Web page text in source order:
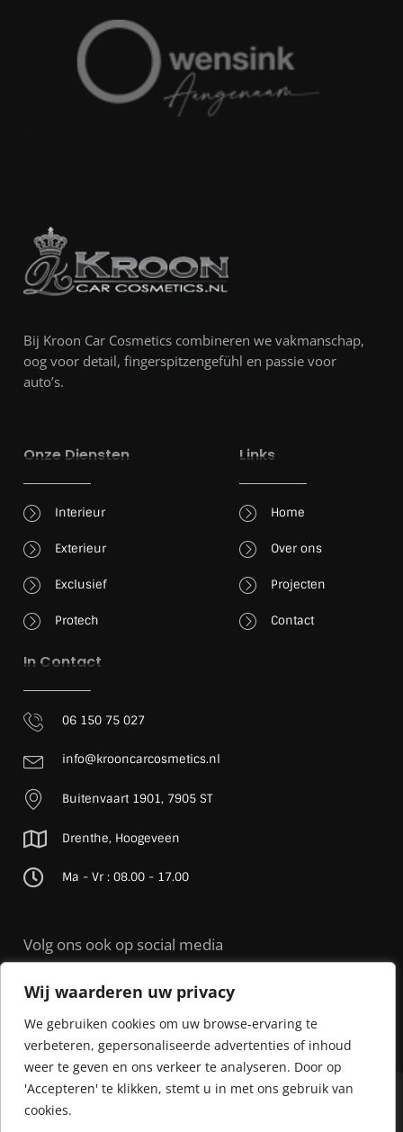
Wij waarderen uw privacy
We gebruiken cookies om uw browse-ervaring te
verbeteren, gepersonaliseerde advertenties of inhoud
weer te geven en ons verkeer te analyseren. Door op
'Accepteren' te klikken, stemt u in met ons gebruik van
cookies.
Bij Kroon Car Cosmetics combineren we vakmanschap,
oog voor detail, fingerspitzengefühl en passie voor
auto’s.
Onze Diensten
Interieur
Exterieur
Exclusief
Protech
Links
Home
Over ons
Projecten
Contact
In Contact
06 150 75 027
info@krooncarcosmetics.nl
Buitenvaart 1901, 7905 ST
Drenthe, Hoogeveen
Ma - Vr : 08.00 - 17.00
Volg ons ook op social media
© 2026 Kroon Car Cosmetics |